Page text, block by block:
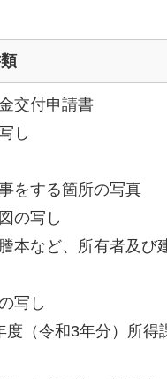
交付申請書
し
をする箇所の写真
の写し
本など、所有者及び
写し
度（令和3年分）所得